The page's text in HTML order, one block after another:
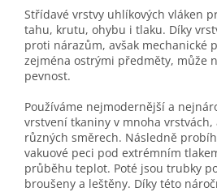
Střídavé vrstvy uhlíkových vláken
tahu, krutu, ohybu i tlaku. Díky
proti nárazům, avšak mechanické
zejména ostrými předměty, může
pevnost.
Používáme nejmodernější a
vrstvení tkaniny v mnoha vrstvách,
různých směrech. Následně
vakuové peci pod extrémním
průběhu teplot. Poté jsou trubky
broušeny a leštěny. Díky této